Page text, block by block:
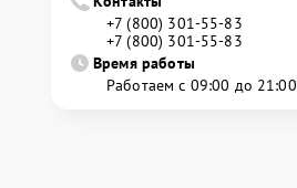
+7 (800) 301-55-83
+7 (800) 301-55-83
Время работы
Работаем с 09:00 до 21:00